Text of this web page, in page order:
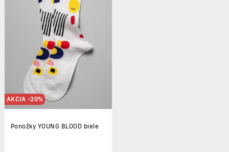
AKCIA -20%
Ponožky YOUNG BLOOD biele